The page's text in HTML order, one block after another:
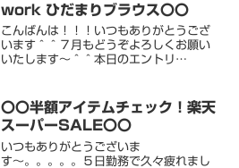
work ひだまりブラウス〇〇
こんばんは！！！いつもありがとうござ
います＾＾７月もどうぞよろしくお願い
いたします〜＾＾本日のエントリ
ッコたんの再販です！！！！！駆け足で
ーーー！！！あっこたん×キナ...
〇〇半額アイテムチェック！楽天
スーパーSALE〇〇
いつもありがとうございま
す〜。。。。。５日勤務で久々疲れまし